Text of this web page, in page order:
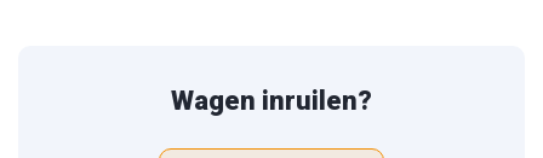
Wagen inruilen?